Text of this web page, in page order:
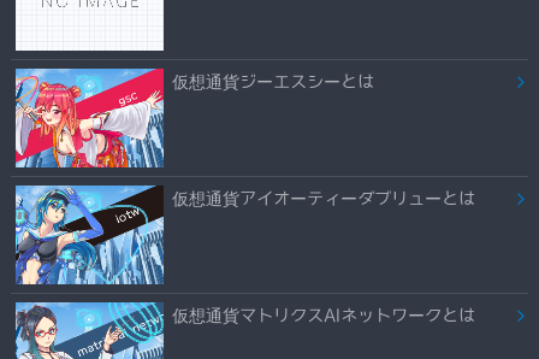
仮想通貨ジーエスシーとは
仮想通貨アイオーティーダブリューとは
仮想通貨マトリクスAIネットワークとは